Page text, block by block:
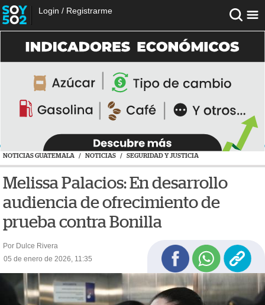
Login / Registrarme
NOTICIAS GUATEMALA / NOTICIAS / SEGURIDAD Y JUSTICIA
Melissa Palacios: En desarrollo
audiencia de ofrecimiento de
prueba contra Bonilla
Por Dulce Rivera
05 de enero de 2026, 11:35